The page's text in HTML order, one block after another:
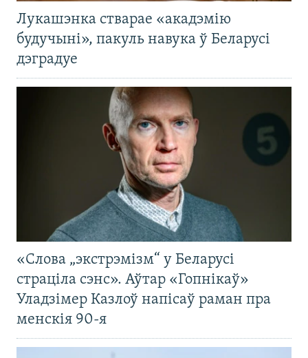
Лукашэнка стварае «акадэмію
будучыні», пакуль навука ў Беларусі
дэградуе
«Слова „экстрэмізм“ у Беларусі
страціла сэнс». Аўтар «Гопнікаў»
Уладзімер Казлоў напісаў раман пра
менскія 90-я